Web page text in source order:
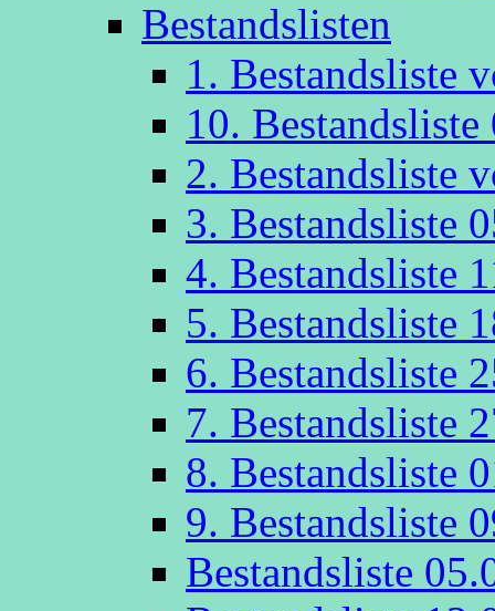
Bestandslisten
1. Bestandsliste
10.
2. Bestandsliste
3. Bestandsliste
4. Bestandsliste
5. Bestandsliste
6. Bestandsliste
7. Bestandsliste
8. Bestandsliste
9. Bestandsliste
Bestandsliste